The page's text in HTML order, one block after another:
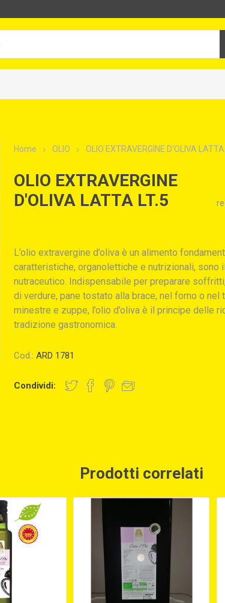
Home OLIO OLIO EXTRAVERGINE D'OLIVA LATTA
OLIO EXTRAVERGINE
D'OLIVA LATTA LT.5
L’olio extravergine d’oliva è un alimento
caratteristiche, organolettiche e nutrizionali, sono
nutraceutico. Indispensabile per preparare
di verdure, pane tostato alla brace, nel forno o nel
minestre e zuppe, l’olio d’oliva è il principe delle
tradizione gastronomica.
Cod.: ARD 1781
Condividi:
Prodotti correlati